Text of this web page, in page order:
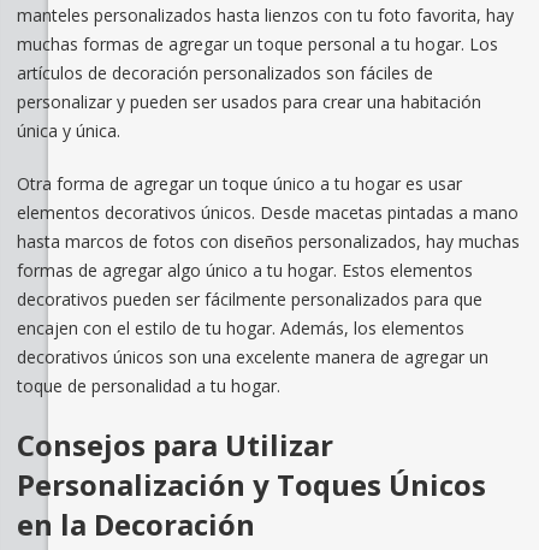
manteles personalizados hasta lienzos con tu foto favorita, hay
muchas formas de agregar un toque personal a tu hogar. Los
artículos de decoración personalizados son fáciles de
personalizar y pueden ser usados para crear una habitación
única y única.
Otra forma de agregar un toque único a tu hogar es usar
elementos decorativos únicos. Desde macetas pintadas a mano
hasta marcos de fotos con diseños personalizados, hay muchas
formas de agregar algo único a tu hogar. Estos elementos
decorativos pueden ser fácilmente personalizados para que
encajen con el estilo de tu hogar. Además, los elementos
decorativos únicos son una excelente manera de agregar un
toque de personalidad a tu hogar.
Consejos para Utilizar
Personalización y Toques Únicos
en la Decoración